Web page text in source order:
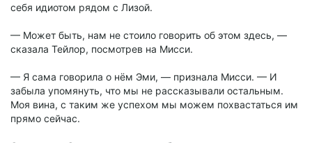
себя идиотом рядом с Лизой.
— Может быть, нам не стоило говорить об этом здесь, —
сказала Тейлор, посмотрев на Мисси.
— Я сама говорила о нём Эми, — признала Мисси. — И
забыла упомянуть, что мы не рассказывали остальным.
Моя вина, с таким же успехом мы можем похвастаться им
прямо сейчас.